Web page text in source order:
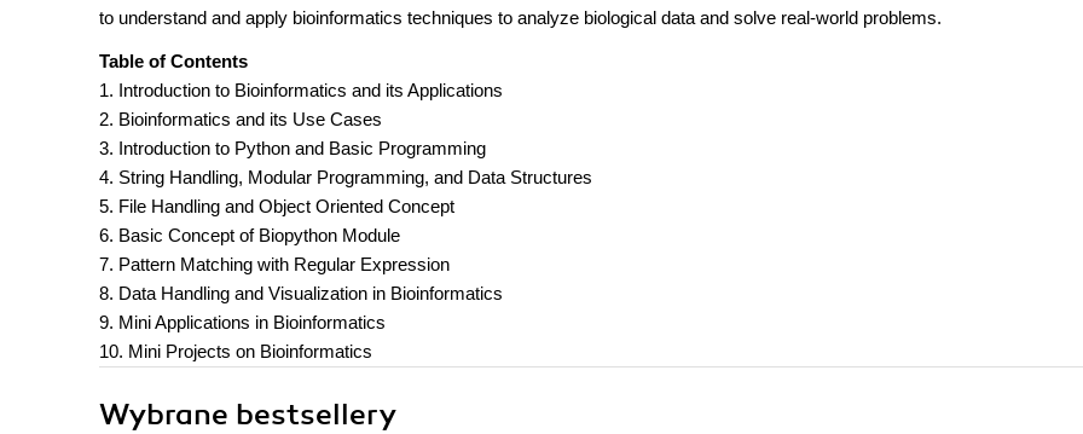
to understand and apply bioinformatics techniques to analyze biological data and solve real-world problems.
Table of Contents
1. Introduction to Bioinformatics and its Applications
2. Bioinformatics and its Use Cases
3. Introduction to Python and Basic Programming
4. String Handling, Modular Programming, and Data Structures
5. File Handling and Object Oriented Concept
6. Basic Concept of Biopython Module
7. Pattern Matching with Regular Expression
8. Data Handling and Visualization in Bioinformatics
9. Mini Applications in Bioinformatics
10. Mini Projects on Bioinformatics
Wybrane bestsellery